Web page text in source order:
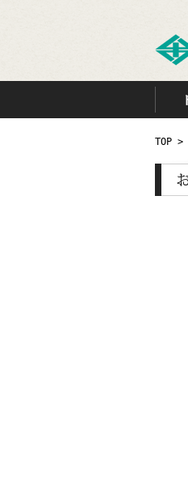
TOP >